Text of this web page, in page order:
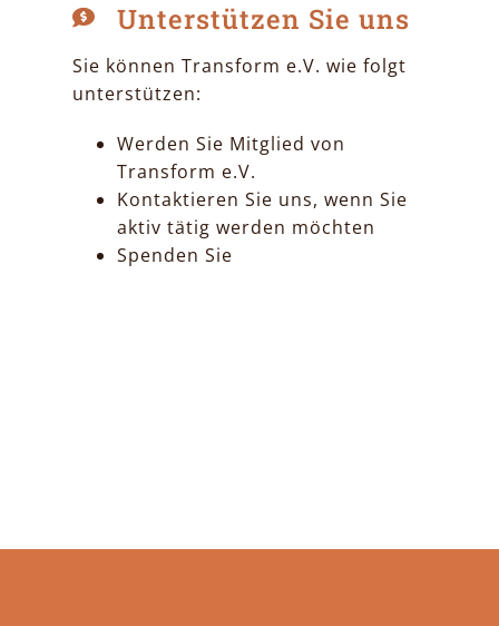
Unterstützen Sie uns
Sie können Transform e.V. wie folgt
unterstützen:
Werden Sie Mitglied von
Transform e.V.
Kontaktieren Sie uns, wenn Sie
aktiv tätig werden möchten
Spenden Sie